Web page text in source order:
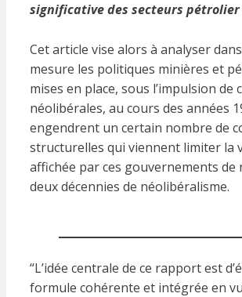
significative des secteurs
Cet article vise alors à analyser
mesure les politiques minières et
mises en place, sous l’impulsion de
néolibérales, au cours des années
engendrent un certain nombre de
structurelles qui viennent limiter la
affichée par ces gouvernements de
deux décennies de néolibéralisme.
“L’idée centrale de ce rapport est
formule cohérente et intégrée en